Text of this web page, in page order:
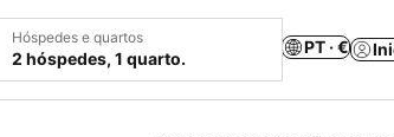
Hóspedes e quartos
2 hóspedes, 1 quarto.
PT · €